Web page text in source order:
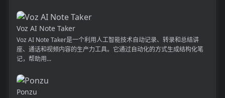
Voz AI Note Taker
Voz AI Note Taker是一个利用人工智能技术自动记录、转录和总结讲
座、通话和视频内容的生产力工具。它通过自动化的方式生成结构化笔
记，帮助用...
Ponzu